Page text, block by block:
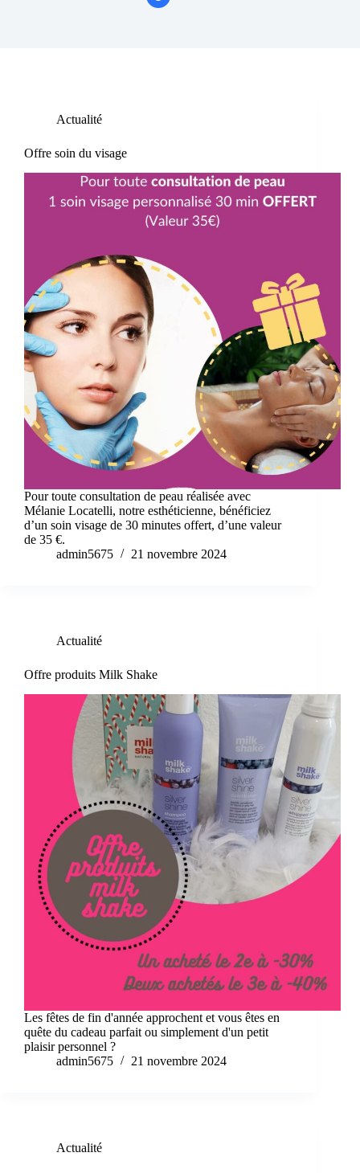
Actualité
Offre soin du visage
Pour toute consultation de peau réalisée avec
Mélanie Locatelli, notre esthéticienne, bénéficiez
d’un soin visage de 30 minutes offert, d’une valeur
de 35 €.
admin5675
21 novembre 2024
Actualité
Offre produits Milk Shake
Les fêtes de fin d'année approchent et vous êtes en
quête du cadeau parfait ou simplement d'un petit
plaisir personnel ?
admin5675
21 novembre 2024
Actualité